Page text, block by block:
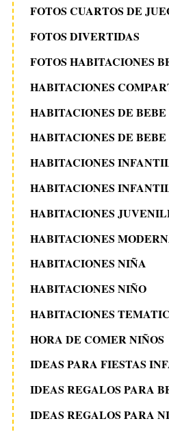
FOTOS CUARTOS DE
FOTOS DIVERTIDAS
FOTOS HABITACIONES
HABITACIONES
HABITACIONES DE
HABITACIONES DE
HABITACIONES
HABITACIONES
HABITACIONES
HABITACIONES
HABITACIONES NIÑA
HABITACIONES NIÑO
HABITACIONES
HORA DE COMER NIÑOS
IDEAS PARA FIESTAS
IDEAS REGALOS PARA
IDEAS REGALOS PARA